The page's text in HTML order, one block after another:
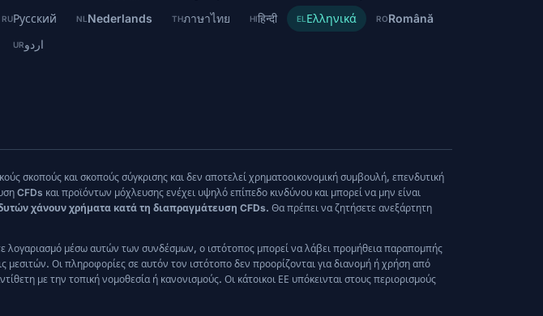
RUРусский NL Nederlands THภาษาไทย HIहिन्दी EL Ελληνικά RORomână
URاردو
σκοπούς και σκοπούς σύγκρισης και δεν αποτελεί χρηματοοικονομική συμβουλή, επενδυτική
και προϊόντων μόχλευσης ενέχει υψηλό επίπεδο κινδύνου και μπορεί να μην είναι
χάνουν χρήματα κατά τη διαπραγμάτευση CFDs. Θα πρέπει να ζητήσετε ανεξάρτητη
λογαριασμό μέσω αυτών των συνδέσμων, ο ιστότοπος μπορεί να λάβει προμήθεια παραπομπής
μεσιτών. Οι πληροφορίες σε αυτόν τον ιστότοπο δεν προορίζονται για διανομή ή χρήση από
με την τοπική νομοθεσία ή κανονισμούς. Οι κάτοικοι ΕΕ υπόκεινται στους περιορισμούς